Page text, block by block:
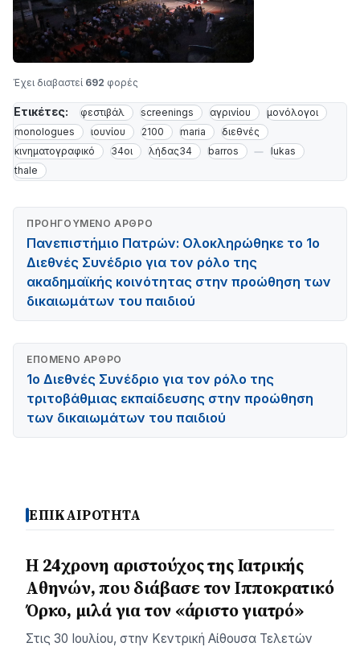
Έχει διαβαστεί 692 φορές
Ετικέτες: φεστιβάλ screenings αγρινίου
μονόλογοι
monologues
ιουνίου 2100 maria
διεθνές
κινηματογραφικό
34οι λήδας34 barros
lukas
thale
ΠΡΟΗΓΟΎΜΕΝΟ ΆΡΘΡΟ
Πανεπιστήμιο Πατρών: Ολοκληρώθηκε το 1ο
Διεθνές Συνέδριο για τον ρόλο της
ακαδημαϊκής κοινότητας στην προώθηση των
δικαιωμάτων του παιδιού
ΕΠΌΜΕΝΟ ΆΡΘΡΟ
1ο Διεθνές Συνέδριο για τον ρόλο της
τριτοβάθμιας εκπαίδευσης στην προώθηση
των δικαιωμάτων του παιδιού
ΕΠΙΚΑΙΡΟΤΗΤΑ
Η 24χρονη αριστούχος της Ιατρικής
Αθηνών, που διάβασε τον Ιπποκρατικό
Όρκο, μιλά για τον «άριστο γιατρό»
Στις 30 Ιουλίου, στην Κεντρική Αίθουσα Τελετών